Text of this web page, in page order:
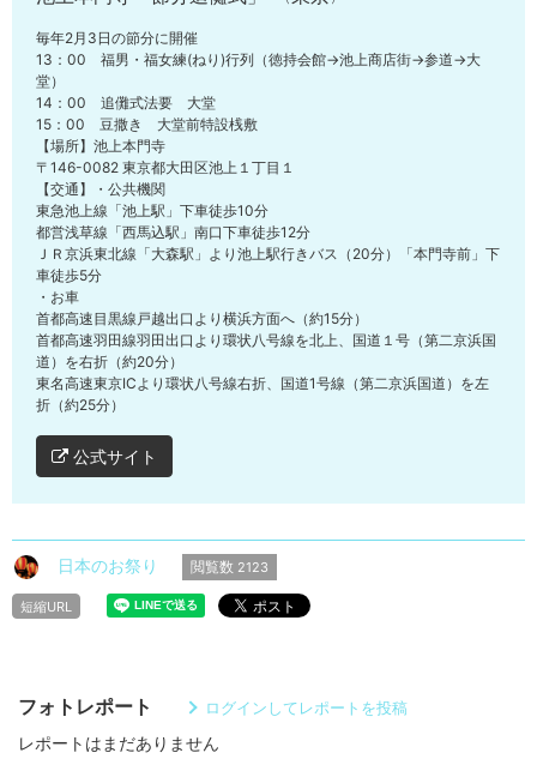
毎年2月3日の節分に開催
13：00 福男・福女練(ねり)行列（徳持会館→池上商店街→参道→大
堂）
14：00 追儺式法要 大堂
15：00 豆撒き 大堂前特設桟敷
【場所】池上本門寺
〒146-0082 東京都大田区池上１丁目１
【交通】・公共機関
東急池上線「池上駅」下車徒歩10分
都営浅草線「西馬込駅」南口下車徒歩12分
ＪＲ京浜東北線「大森駅」より池上駅行きバス（20分）「本門寺前」下
車徒歩5分
・お車
首都高速目黒線戸越出口より横浜方面へ（約15分）
首都高速羽田線羽田出口より環状八号線を北上、国道１号（第二京浜国
道）を右折（約20分）
東名高速東京ICより環状八号線右折、国道1号線（第二京浜国道）を左
折（約25分）
公式サイト
日本のお祭り 閲覧数 2123
短縮URL
フォトレポート ログインしてレポートを投稿
レポートはまだありません